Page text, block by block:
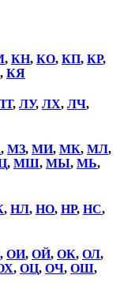
, КН, КО, КП, КР,
, КЯ
, ЛУ, ЛХ, ЛЧ,
, МЗ, МИ, МК, МЛ,
, МШ, МЫ, МЬ,
, НЛ, НО, НР, НС,
, ОИ, ОЙ, ОК, ОЛ,
, ОЦ, ОЧ, ОШ,